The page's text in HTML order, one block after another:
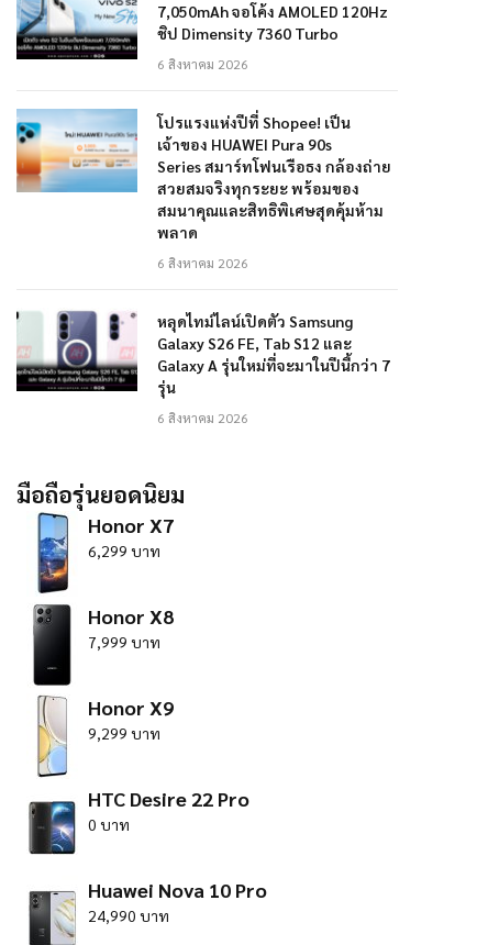
7,050mAh จอโค้ง AMOLED 120Hz
ชิป Dimensity 7360 Turbo
6 สิงหาคม 2026
โปรแรงแห่งปีที่ Shopee! เป็น
เจ้าของ HUAWEI Pura 90s
Series สมาร์ทโฟนเรือธง กล้องถ่าย
สวยสมจริงทุกระยะ พร้อมของ
สมนาคุณและสิทธิพิเศษสุดคุ้มห้าม
พลาด
6 สิงหาคม 2026
หลุดไทม์ไลน์เปิดตัว Samsung
Galaxy S26 FE, Tab S12 และ
Galaxy A รุ่นใหม่ที่จะมาในปีนี้กว่า 7
รุ่น
6 สิงหาคม 2026
มือถือรุ่นยอดนิยม
Honor X7
6,299 บาท
Honor X8
7,999 บาท
Honor X9
9,299 บาท
HTC Desire 22 Pro
0 บาท
Huawei Nova 10 Pro
24,990 บาท